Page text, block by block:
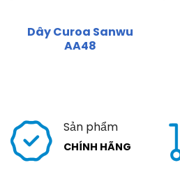
Dây Curoa Sanwu
AA48
Sản phẩm
CHÍNH HÃNG